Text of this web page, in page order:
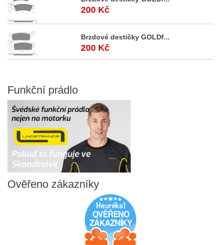
200 Kč
Brzdové destičky GOLDf...
200 Kč
Funkční prádlo
Ověřeno zákazníky